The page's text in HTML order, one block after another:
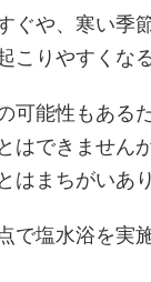
ぐや、寒い季
こりやすくな
可能性もある
はできません
はまちがいあ
で塩水浴を実